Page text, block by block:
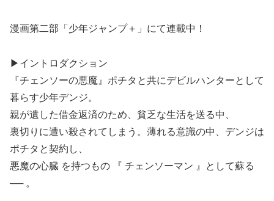
漫画第二部「少年ジャンプ＋」にて連載中！
▶イントロダクション
『チェンソーの悪魔』ポチタと共にデビルハンターとして
暮らす少年デンジ。
親が遺した借金返済のため、貧乏な生活を送る中、
裏切りに遭い殺されてしまう。薄れる意識の中、デンジは
ポチタと契約し、
悪魔の心臓 を持つもの 『 チェンソーマン 』として蘇る
── 。